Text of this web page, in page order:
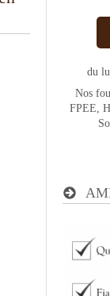
du
Nos
FPEE,